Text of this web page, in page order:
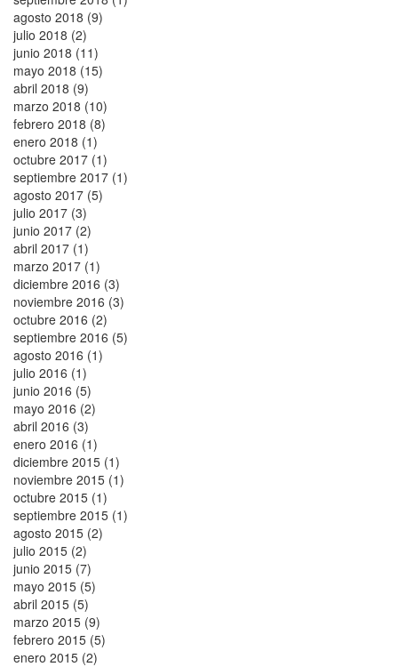
agosto 2018 (9)
julio 2018 (2)
junio 2018 (11)
mayo 2018 (15)
abril 2018 (9)
marzo 2018 (10)
febrero 2018 (8)
enero 2018 (1)
octubre 2017 (1)
septiembre 2017 (1)
agosto 2017 (5)
julio 2017 (3)
junio 2017 (2)
abril 2017 (1)
marzo 2017 (1)
diciembre 2016 (3)
noviembre 2016 (3)
octubre 2016 (2)
septiembre 2016 (5)
agosto 2016 (1)
julio 2016 (1)
junio 2016 (5)
mayo 2016 (2)
abril 2016 (3)
enero 2016 (1)
diciembre 2015 (1)
noviembre 2015 (1)
octubre 2015 (1)
septiembre 2015 (1)
agosto 2015 (2)
julio 2015 (2)
junio 2015 (7)
mayo 2015 (5)
abril 2015 (5)
marzo 2015 (9)
febrero 2015 (5)
enero 2015 (2)